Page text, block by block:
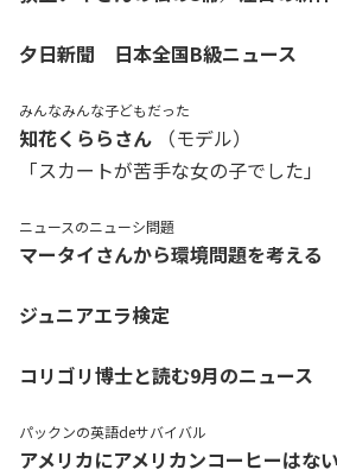
夕日新聞 日本全国B級ニュース
みんなみんな子どもだった
知花くららさん
（モデル）
「スカートが苦手な女の子でした」
ニュースのニューシ問題
マータイさんから環境問題を考える
ジュニアエラ検定
コリゴリ博士と読む9月のニュース
パックンの英語deサバイバル
アメリカにアメリカンコーヒーはな